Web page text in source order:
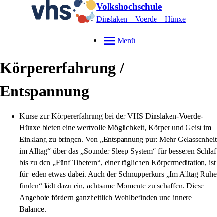
Volkshochschule
Dinslaken – Voerde – Hünxe
Menü
Körpererfahrung /
Entspannung
Kurse zur Körpererfahrung bei der VHS Dinslaken-Voerde-
Hünxe bieten eine wertvolle Möglichkeit, Körper und Geist im
Einklang zu bringen. Von „Entspannung pur: Mehr Gelassenheit
im Alltag“ über das „Sounder Sleep System“ für besseren Schlaf
bis zu den „Fünf Tibetern“, einer täglichen Körpermeditation, ist
für jeden etwas dabei. Auch der Schnupperkurs „Im Alltag Ruhe
finden“ lädt dazu ein, achtsame Momente zu schaffen. Diese
Angebote fördern ganzheitlich Wohlbefinden und innere
Balance.